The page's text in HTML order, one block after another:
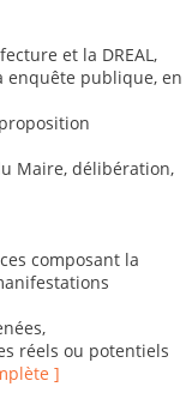
et la DREAL,
enquête publique, en
Maire, délibération,
composant la
réels ou potentiels
]